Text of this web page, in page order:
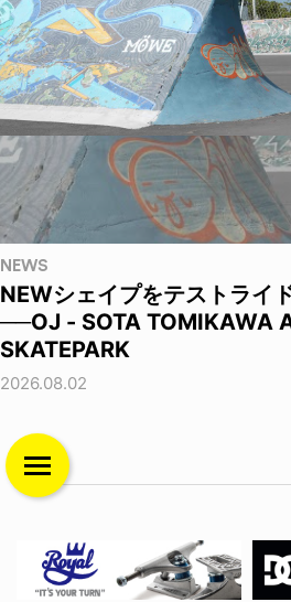
NEWS
NEWシェイプをテストライ
──OJ - SOTA TOMIKAWA
SKATEPARK
2026.08.02